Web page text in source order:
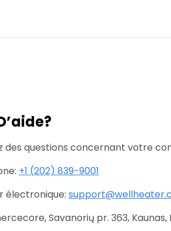
des questions concernant votre
+1 (202) 839-9001
électronique:
Savanorių pr. 363, Kaunas,